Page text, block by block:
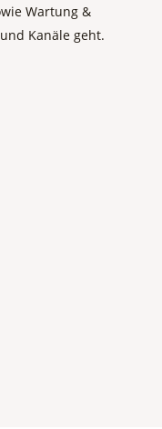
Wartung &
Kanäle geht.